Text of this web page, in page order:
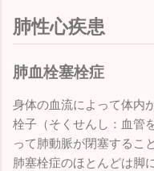
肺性心疾患
肺血栓塞栓症
身体の血流によって体内
栓子（そくせんし：血管
って肺動脈が閉塞するこ
肺塞栓症のほとんどは脚